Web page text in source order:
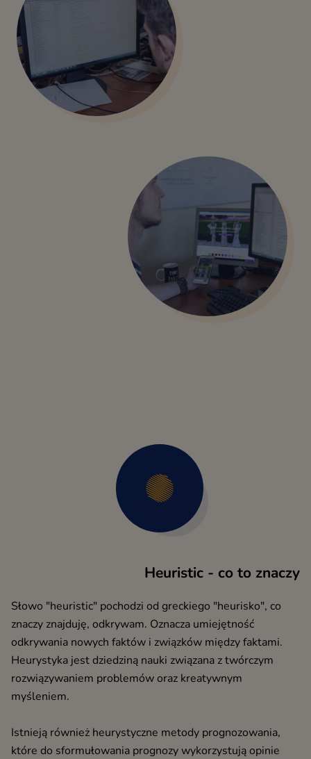
Heuristic - co to znaczy
Słowo "heuristic" pochodzi od greckiego "heurisko", co
znaczy znajduję, odkrywam. Oznacza umiejętność
odkrywania nowych faktów i związków między faktami.
Heurystyka jest dziedziną nauki związana z twórczym
rozwiązywaniem problemów oraz kreatywnym
myśleniem.
Istnieją również heurystyczne metody prognozowania,
które do sformułowania prognozy wykorzystują opinie